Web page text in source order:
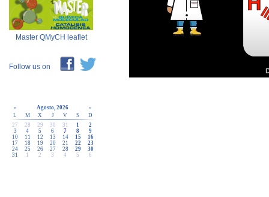
Master QMyCH leaflet
Follow us on
« Agosto, 2026
»
L
M X J V S
D
27
28 29 30 31 1
2
3
4 5 6 7 8
9
10
11 12 13 14 15
16
17
18 19 20 21 22
23
24
25 26 27 28 29
30
31
1 2 3 4 5 6